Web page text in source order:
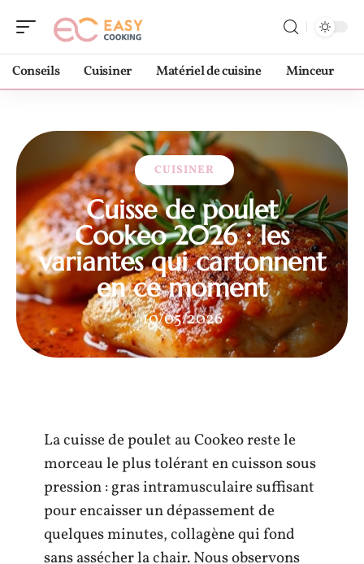
Conseils Cuisiner Matériel de cuisine Minceur
CUISINER
Cuisse de poulet
Cookeo 2026 : les
variantes qui cartonnent
en ce moment
10/05/2026
La cuisse de poulet au Cookeo reste le
morceau le plus tolérant en cuisson sous
pression : gras intramusculaire suffisant
pour encaisser un dépassement de
quelques minutes, collagène qui fond
sans assécher la chair. Nous observons